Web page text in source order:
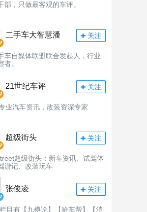
部，只做最客观的车评。
二手车大智慧潘 关注
车自媒体联盟联合发起人，行业
者。
21世纪车评 关注
业汽车资讯，改装资深专家
超级街头 关注
超级街头：新车资讯、试驾体
游记、改装玩车
张俊凌 关注
目有【九樽论】【哈车帮】【消